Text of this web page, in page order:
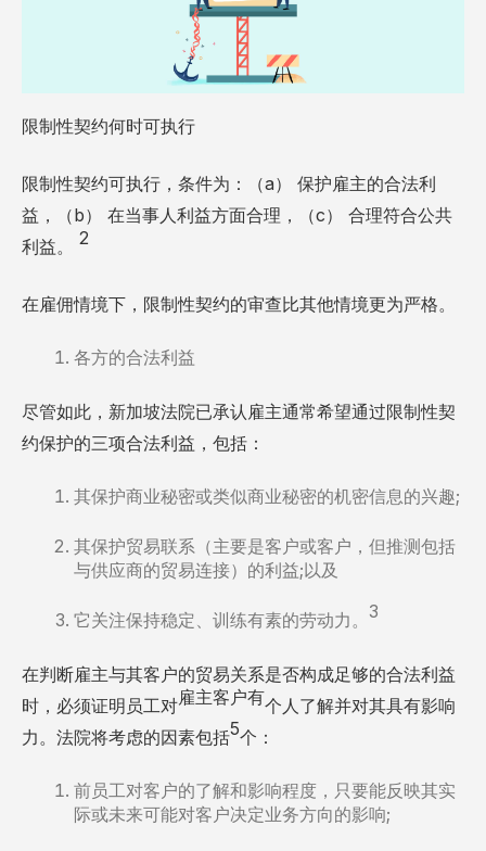
限制性契约何时可执行
限制性契约可执行，条件为：（a） 保护雇主的合法利
益，（b） 在当事人利益方面合理，（c） 合理符合公共
利益。 2
在雇佣情境下，限制性契约的审查比其他情境更为严格。
各方的合法利益
尽管如此，新加坡法院已承认雇主通常希望通过限制性契
约保护的三项合法利益，包括：
其保护商业秘密或类似商业秘密的机密信息的兴趣;
其保护贸易联系（主要是客户或客户，但推测包括
与供应商的贸易连接）的利益;以及
它关注保持稳定、训练有素的劳动力。 3
在判断雇主与其客户的贸易关系是否构成足够的合法利益
时，必须证明员工对雇主客户有个人了解并对其具有影响
力。法院将考虑的因素包括5个：
前员工对客户的了解和影响程度，只要能反映其实
际或未来可能对客户决定业务方向的影响;